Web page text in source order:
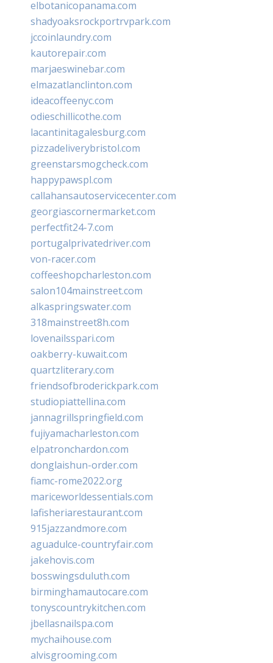
elbotanicopanama.com
shadyoaksrockportrvpark.com
jccoinlaundry.com
kautorepair.com
marjaeswinebar.com
elmazatlanclinton.com
ideacoffeenyc.com
odieschillicothe.com
lacantinitagalesburg.com
pizzadeliverybristol.com
greenstarsmogcheck.com
happypawspl.com
callahansautoservicecenter.com
georgiascornermarket.com
perfectfit24-7.com
portugalprivatedriver.com
von-racer.com
coffeeshopcharleston.com
salon104mainstreet.com
alkaspringswater.com
318mainstreet8h.com
lovenailsspari.com
oakberry-kuwait.com
quartzliterary.com
friendsofbroderickpark.com
studiopiattellina.com
jannagrillspringfield.com
fujiyamacharleston.com
elpatronchardon.com
donglaishun-order.com
fiamc-rome2022.org
mariceworldessentials.com
lafisheriarestaurant.com
915jazzandmore.com
aguadulce-countryfair.com
jakehovis.com
bosswingsduluth.com
birminghamautocare.com
tonyscountrykitchen.com
jbellasnailspa.com
mychaihouse.com
alvisgrooming.com